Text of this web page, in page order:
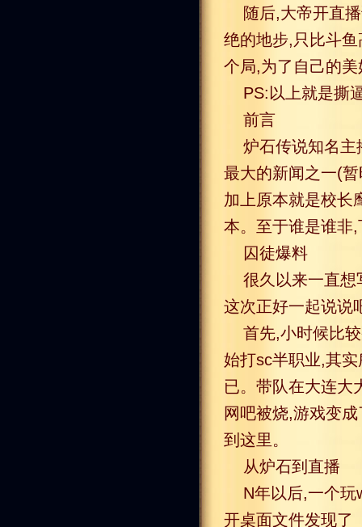
随后,大帝开直
绝的地步,只比斗
个局,为了自己的美
PS:以上就是撕
前言
炉石传说知名
最大的新闻之一(
加上原本就是校长
本。至于谁是谁非
囚徒爆料
很久以来一直
这次正好一起说说
首先,小时候比
始打sc半职业,其
已。带队在大连大
网吧被烧,游戏变
到这里。
从炉石到直播
N年以后,一个
开桌面文件发现了